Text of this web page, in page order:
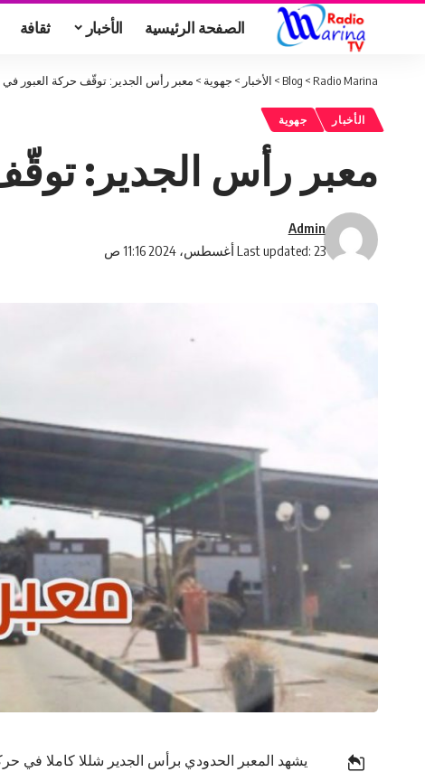
الصفحة الرئيسية الأخبار ثقافة
Radio Marina
>
Blog
> الأخبار > جهوية > معبر رأس الجدير: توقّف حركة العبور في
الأخبار جهوية
معبر رأس الجدير:
Last updated: 23 أغسطس، 2024 11:16 ص
Admin
يشهد المعبر الحدودي برأس الجدير شللا كاملا في